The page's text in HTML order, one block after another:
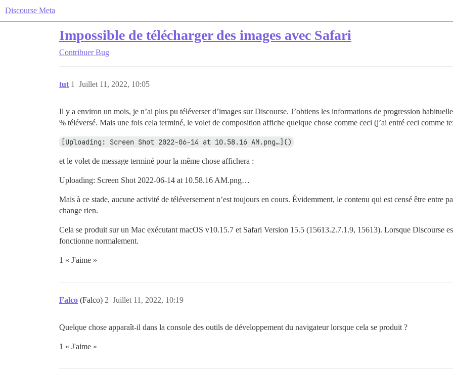
Discourse Meta
Impossible de télécharger des images avec Safari
Contribuer Bug
tut Juillet 11, 2022, 10:05
1
Il y a environ un mois, je n’ai plus pu téléverser d’images sur Discourse. J’obtiens les informations de progression
% téléversé. Mais une fois cela terminé, le volet de composition affiche quelque chose comme ceci (j’ai entré ceci comme
[Uploading: Screen Shot 2022-06-14 at 10.58.16 AM.png…]()
et le volet de message terminé pour la même chose affichera :
Uploading: Screen Shot 2022-06-14 at 10.58.16 AM.png…
Mais à ce stade, aucune activité de téléversement n’est toujours en cours. Évidemment, le contenu qui est censé être entre
change rien.
Cela se produit sur un Mac exécutant macOS v10.15.7 et Safari Version 15.5 (15613.2.7.1.9, 15613). Lorsque Discourse
fonctionne normalement.
1 « J'aime »
Falco (Falco) Juillet 11, 2022, 10:19
2
Quelque chose apparaît-il dans la console des outils de développement du navigateur lorsque cela se produit ?
1 « J'aime »